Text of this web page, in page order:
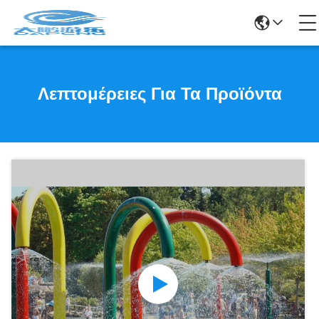
Λεπτομέρειες Για Τα Προϊόντα